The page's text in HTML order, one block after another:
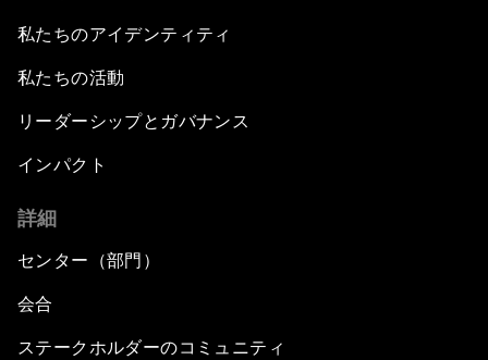
私たちのアイデンティティ
私たちの活動
リーダーシップとガバナンス
インパクト
詳細
センター（部門）
会合
ステークホルダーのコミュニティ